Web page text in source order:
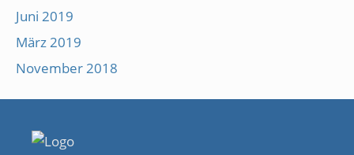
Juni 2019
März 2019
November 2018